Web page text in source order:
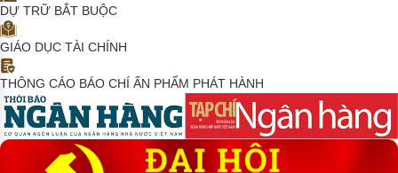
DỰ TRỮ BẮT BUỘC
GIÁO DỤC TÀI CHÍNH
THÔNG CÁO BÁO CHÍ ẤN PHẨM PHÁT HÀNH